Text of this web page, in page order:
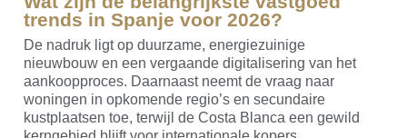
trends in Spanje voor 2026?
De nadruk ligt op duurzame, energiezuinige
nieuwbouw en een vergaande digitalisering van het
aankoopproces. Daarnaast neemt de vraag naar
woningen in opkomende regio’s en secundaire
kustplaatsen toe, terwijl de Costa Blanca een gewild